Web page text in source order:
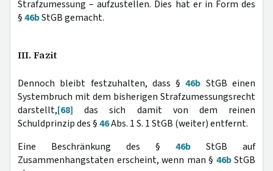
Strafzumessung – aufzustellen. Dies hat er in Form des
§46bStGB gemacht.
III. Fazit
Dennoch bleibt festzuhalten, dass §46b StGB einen
Systembruch mit dem bisherigen Strafzumessungsrecht
darstellt,[68] das sich damit von dem reinen
Schuldprinzip des §46Abs. 1 S. 1 StGB (weiter) entfernt.
Eine Beschränkung des § 46b StGB auf
Zusammenhangstaten erscheint, wenn man § 46bStGB